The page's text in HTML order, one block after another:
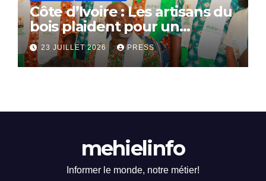
Côte d’Ivoire : Les artisans du
bois plaident pour un
dialogue national
23 JUILLET 2026 PRESS
mehielinfo
Informer le monde, notre métier!